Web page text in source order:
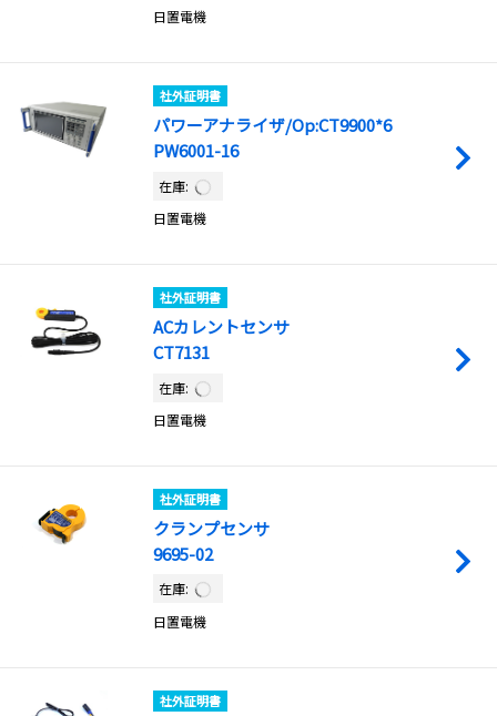
日置電機
社外証明書
パワーアナライザ/Op:CT9900*6
PW6001-16
在庫:
日置電機
社外証明書
ACカレントセンサ
CT7131
在庫:
日置電機
社外証明書
クランプセンサ
9695-02
在庫:
日置電機
社外証明書